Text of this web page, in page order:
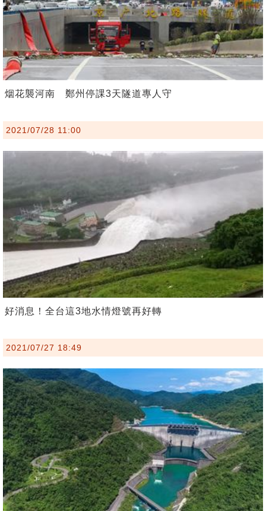
烟花襲河南 鄭州停課3天隧道專人守
2021/07/28 11:00
好消息！全台這3地水情燈號再好轉
2021/07/27 18:49